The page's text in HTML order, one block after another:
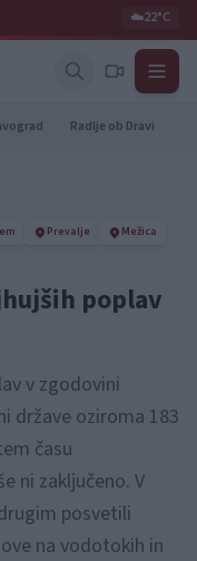
☁️22°C
Radlje ob Dravi
Prevalje
Mežica
poplav
v zgodovini
države oziroma 183
času
ni zaključeno. V
posvetili
na vodotokih in